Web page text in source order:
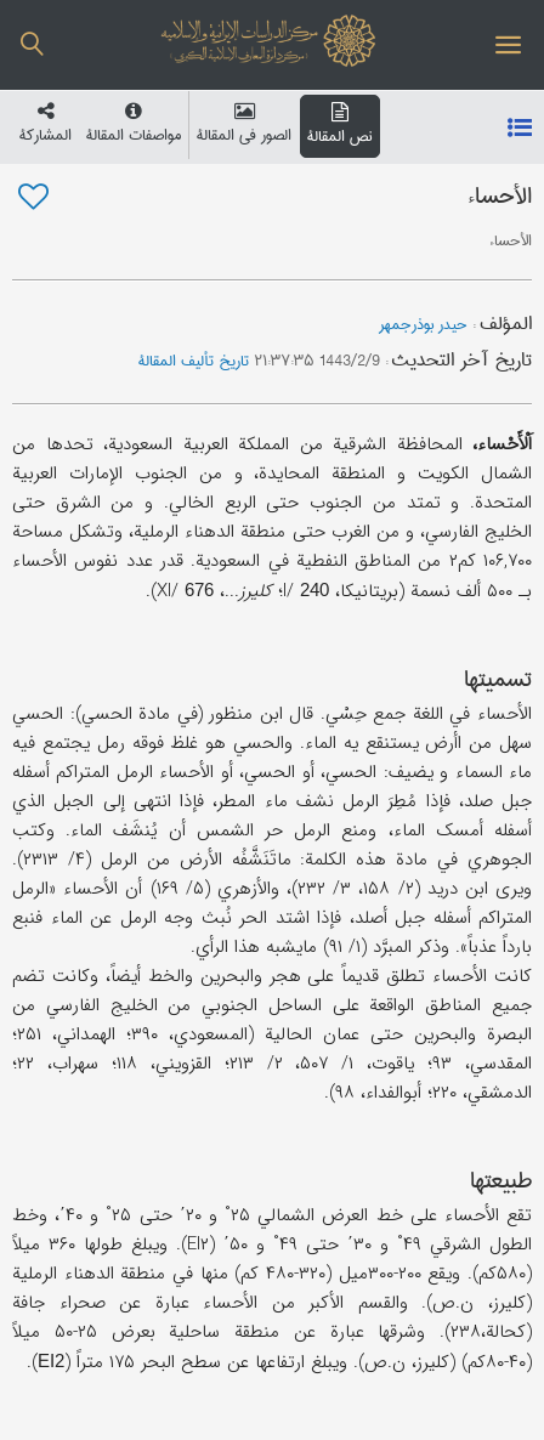
نص المقالة الصور في المقالة مواصفات المقالة المشارکة
الأحساء
الأحساء
المؤلف: حیدر بوذرجمهر
تاریخ آخر التحدیث: 1443/2/9 ۲۱:۳۷:۳۵ تاریخ تألیف المقالة
اَلْأَحْساء، المحافظة الشرقیة من المملکة العربیة السعودیة، تحدها من
الشمال الکویت و المنطقة المحایدة، و من الجنوب الإمارات العربیة
المتحدة. و تمتد من الجنوب حتی الربع الخالي. و من الشرق حتی
الخلیج الفارسي، و من الغرب حتی منطقة الدهناء الرملیة، وتشکل مساحة
۱۰۶,۷۰۰ کم۲ من المناطق النفطیة في السعودیة. قدر عدد نفوس الأحساء
بـ ۵۰۰ ألف نسمة (بریتانیکا، I/
240 ؛کلیرز...، XI/ 676
).
تسمیتها
الأحساء في اللغة جمع حِسْي. قال ابن منظور (في مادة الحسي): الحسي
سهل من اأرض یستنقع یه الماء. والحسي هو غلظ فوقه رمل یجتمع فیه
ماء السماء و یضیف: الحسي، أو الحسي، أو الأحساء الرمل المتراکم أسفله
جبل صلد، فإذا مُطِرَ الرمل نشف ماء المطر، فإذا انتهی إلی الجبل الذي
أسفله أمسک الماء، ومنع الرمل حر الشمس أن یُنشَف الماء. وکتب
الجوهري في مادة هذه الکلمة: ماتَنَشَّفُه الأرض من الرمل (۴/ ۲۳۱۳).
ویری ابن درید (۲/ ۱۵۸، ۳/ ۲۳۲)، والأزهري (۵/ ۱۶۹) أن الأحساء «الرمل
المتراکم أسفله جبل أصلد، فإذا اشتد الحر نُبث وجه الرمل عن الماء فنبع
بارداً عذباً». وذکر المبرَّد (۱/ ۹۱) مایشبه هذا الرأي.
کانت الأحساء تطلق قدیماً علی هجر والبحرین والخط أیضاً، وکانت تضم
جمیع المناطق الواقعة علی الساحل الجنوبي من الخلیج الفارسي من
البصرة والبحرین حتی عمان الحالیة (المسعودي، ۳۹۰؛ الهمداني، ۲۵۱؛
المقدسي، ۹۳؛ یاقوت، ۱/ ۵۰۷، ۲/ ۲۱۳؛ القزویني، ۱۱۸؛ سهراب، ۲۲؛
الدمشقي، ۲۲۰؛ أبوالفداء، ۹۸).
طبیعتها
تقع الأحساء علی خط العرض الشمالي ۲۵˚ و ۲۰΄ حتی ۲۵˚ و ۴۰΄، وخط
الطول الشرقي ۴۹˚ و ۳۰΄ حتی ۴۹˚ و ۵۰΄ (EI۲). ویبلغ طولها ۳۶۰ میلاً
(۵۸۰کم). ویقع ۲۰۰-۳۰۰میل (۳۲۰-۴۸۰ کم) منها في منطقة الدهناء الرملیة
(کلیرز، ن.ص). والقسم الأکبر من الأحساء عبارة عن صحراء جافة
(کحالة،۲۳۸). وشرقها عبارة عن منطقة ساحلیة بعرض ۲۵-۵۰ میلاً
(۴۰-۸۰کم) (کلیرز، ن.ص). ویبلغ ارتفاعها عن سطح البحر ۱۷۵ متراً (
EI2
).